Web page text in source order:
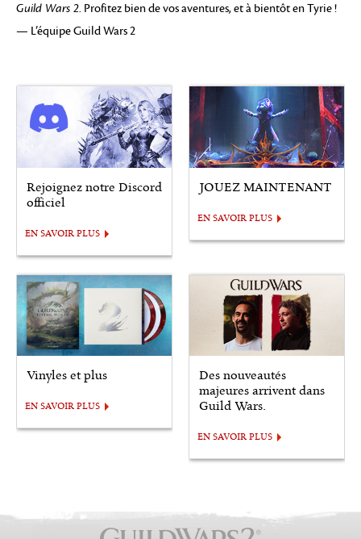
Guild Wars 2. Profitez bien de vos aventures, et à bientôt en Tyrie !
— L’équipe Guild Wars 2
Rejoignez notre Discord
officiel
EN SAVOIR PLUS
JOUEZ MAINTENANT
EN SAVOIR PLUS
Vinyles et plus
EN SAVOIR PLUS
Des nouveautés
majeures arrivent dans
Guild Wars.
EN SAVOIR PLUS